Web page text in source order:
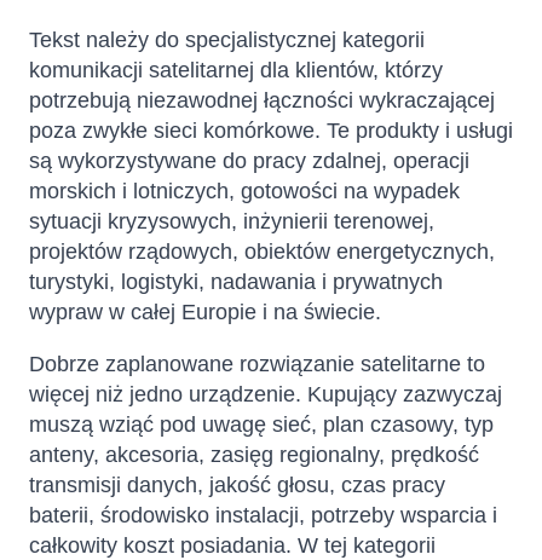
Tekst należy do specjalistycznej kategorii
komunikacji satelitarnej dla klientów, którzy
potrzebują niezawodnej łączności wykraczającej
poza zwykłe sieci komórkowe. Te produkty i usługi
są wykorzystywane do pracy zdalnej, operacji
morskich i lotniczych, gotowości na wypadek
sytuacji kryzysowych, inżynierii terenowej,
projektów rządowych, obiektów energetycznych,
turystyki, logistyki, nadawania i prywatnych
wypraw w całej Europie i na świecie.
Dobrze zaplanowane rozwiązanie satelitarne to
więcej niż jedno urządzenie. Kupujący zazwyczaj
muszą wziąć pod uwagę sieć, plan czasowy, typ
anteny, akcesoria, zasięg regionalny, prędkość
transmisji danych, jakość głosu, czas pracy
baterii, środowisko instalacji, potrzeby wsparcia i
całkowity koszt posiadania. W tej kategorii